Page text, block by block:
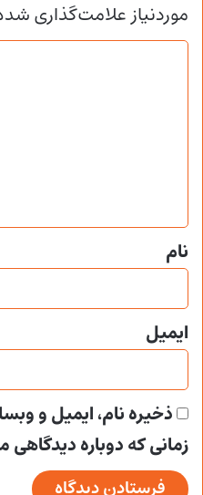
موردنیاز علامت‌گذاری
*
نام
ایمیل
ذخیره نام، ایمیل و
زمانی که دوباره